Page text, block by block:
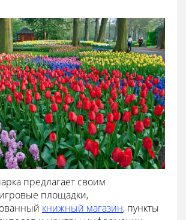
предлагает своим
площадки,
книжный магазин, пункты